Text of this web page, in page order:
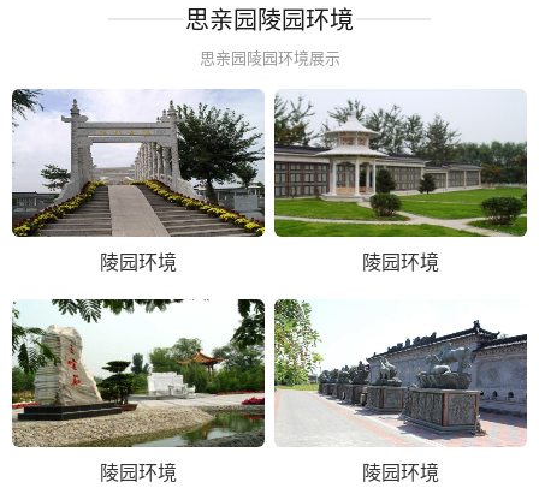
思亲园陵园环境
思亲园陵园环境展示
陵园环境 陵园环境
陵园环境 陵园环境